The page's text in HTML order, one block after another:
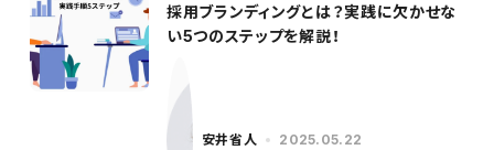
採用ブランディングとは？実践に欠かせな
い5つのステップを解説！
安井省人 2025.05.22